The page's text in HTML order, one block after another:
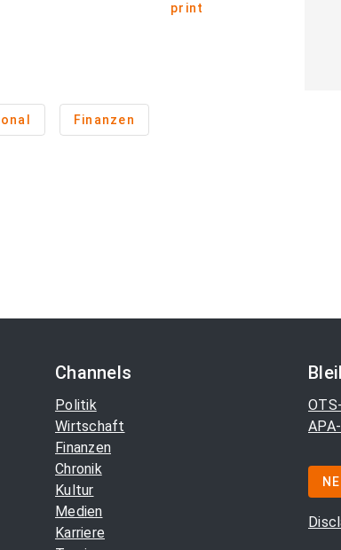
print
Finanzen
Channels
Politik
Wirtschaft
Finanzen
Chronik
Kultur
Medien
Karriere